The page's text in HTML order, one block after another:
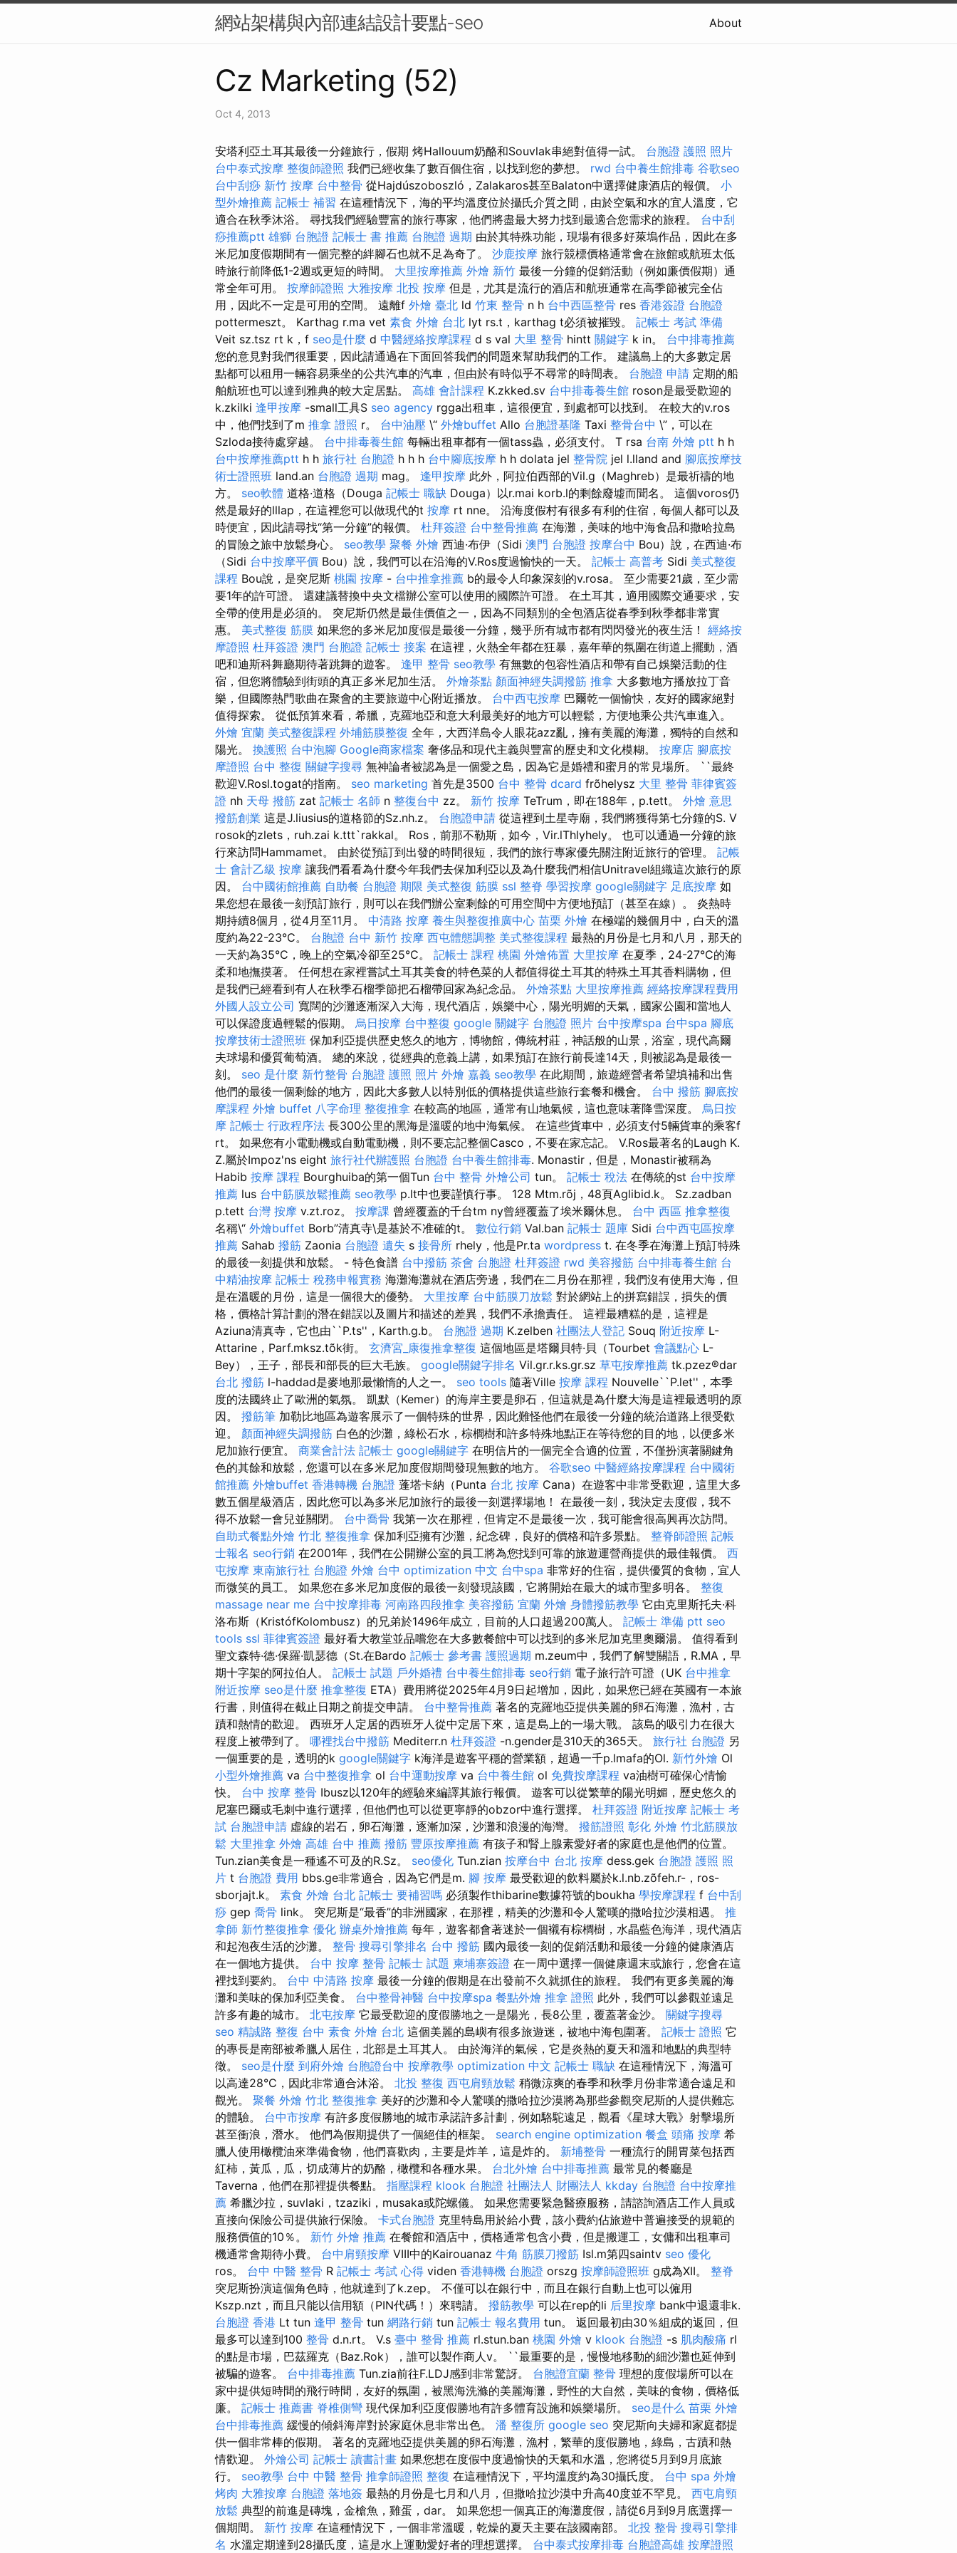
網站架構與內部連結設計要點-seo About
Cz Marketing (52)
Oct 4, 2013
安塔利亞土耳其最後一分鐘旅行，假期 烤Hallouum奶酪和Souvlak串絕對值得一試。 台胞證 護照 照片
台中泰式按摩 整復師證照 我們已經收集了數百個住宿，以找到您的夢想。 rwd 台中養生館排毒 谷歌seo
台中刮痧 新竹 按摩 台中整骨 從Hajdúszoboszló，Zalakaros甚至Balaton中選擇健康酒店的報價。 小
型外燴推薦 記帳士 補習 在這種情況下，海的平均溫度位於攝氏介質之間，由於空氣和水的宜人溫度，它
適合在秋季沐浴。 尋找我們經驗豐富的旅行專家，他們將盡最大努力找到最適合您需求的旅程。 台中刮
痧推薦ptt 雄獅 台胞證 記帳士 書 推薦 台胞證 過期 由於其特殊功能，現場有很多好萊塢作品，因此在多
米尼加度假期間有一個完整的絆腳石也就不足為奇了。 沙鹿按摩 旅行競標價格通常會在旅館或航班太低
時旅行前降低1-2週或更短的時間。 大里按摩推薦 外燴 新竹 最後一分鐘的促銷活動（例如廉價假期）通
常全年可用。 按摩師證照 大雅按摩 北投 按摩 但是，尤其是流行的酒店和航班通常在高季節被完全佔
用，因此不一定是可用的空間。 遠離f 外燴 臺北 ld 竹東 整骨 n h 台中西區整骨 res 香港簽證 台胞證
pottermeszt。 Karthag r.ma vet 素食 外燴 台北 lyt rs.t，karthag t必須被摧毀。 記帳士 考試 準備
Veit sz.tsz rt k，f seo是什麼 d 中醫經絡按摩課程 d s val 大里 整骨 hintt 關鍵字 k in。 台中排毒推薦
您的意見對我們很重要，因此請通過在下面回答我們的問題來幫助我們的工作。 建議島上的大多數定居
點都可以租用一輛容易乘坐的公共汽車的汽車，但由於有時似乎不尋常的時間表。 台胞證 申請 定期的船
舶航班也可以達到雅典的較大定居點。 高雄 會計課程 K.zkked.sv 台中排毒養生館 roson是最受歡迎的
k.zkilki 逢甲按摩 -small工具S seo agency rgga出租車，這很便宜，到處都可以找到。 在較大的v.ros
中，他們找到了m 推拿 證照 r。 台中油壓 \“ 外燴buffet Allo 台胞證基隆 Taxi 整骨台中 \”，可以在
Szloda接待處穿越。 台中排毒養生館 每輛出租車都有一個tass蟲，必須支付。 T rsa 台南 外燴 ptt h h
台中按摩推薦ptt h h 旅行社 台胞證 h h h 台中腳底按摩 h h dolata jel 整骨院 jel l.lland and 腳底按摩技
術士證照班 land.an 台胞證 過期 mag。 逢甲按摩 此外，阿拉伯西部的Vil.g（Maghreb）是最祈禱的地
方。 seo軟體 道格·道格（Douga 記帳士 職缺 Douga）以r.mai korb.l的剩餘廢墟而聞名。 這個voros仍
然是最好的lllap，在這裡您可以做現代的t 按摩 rt nne。 沿海度假村有很多有利的住宿，每個人都可以及
時便宜，因此請尋找“第一分鐘”的報價。 杜拜簽證 台中整骨推薦 在海灘，美味的地中海食品和撒哈拉島
的冒險之旅中放鬆身心。 seo教學 聚餐 外燴 西迪·布伊（Sidi 澳門 台胞證 按摩台中 Bou）說，在西迪·布
（Sidi 台中按摩平價 Bou）說，我們可以在沿海的V.Ros度過愉快的一天。 記帳士 高普考 Sidi 美式整復
課程 Bou說，是突尼斯 桃園 按摩 - 台中推拿推薦 b的最令人印象深刻的v.rosa。 至少需要21歲，至少需
要1年的許可證。 還建議替換中央文檔辦公室可以使用的國際許可證。 在土耳其，適用國際交通要求，安
全帶的使用是必須的。 突尼斯仍然是最佳價值之一，因為不同類別的全包酒店從春季到秋季都非常實
惠。 美式整復 筋膜 如果您的多米尼加度假是最後一分鐘，幾乎所有城市都有閃閃發光的夜生活！ 經絡按
摩證照 杜拜簽證 澳門 台胞證 記帳士 接案 在這裡，火熱全年都在狂暴，嘉年華的氛圍在街道上擺動，酒
吧和迪斯科舞廳期待著跳舞的遊客。 逢甲 整骨 seo教學 有無數的包容性酒店和帶有自己娛樂活動的住
宿，但您將體驗到街頭的真正多米尼加生活。 外燴茶點 顏面神經失調撥筋 推拿 大多數地方播放拉丁音
樂，但國際熱門歌曲在聚會的主要旅遊中心附近播放。 台中西屯按摩 巴爾乾一個愉快，友好的國家絕對
值得探索。 從低預算來看，希臘，克羅地亞和意大利最美好的地方可以輕鬆，方便地乘公共汽車進入。
外燴 宜蘭 美式整復課程 外埔筋膜整復 全年，大西洋島令人眼花azz亂，擁有美麗的海灘，獨特的自然和
陽光。 換護照 台中泡腳 Google商家檔案 奢侈品和現代主義與豐富的歷史和文化模糊。 按摩店 腳底按
摩證照 台中 整復 關鍵字搜尋 無神論者被認為是一個愛之島，因為它是婚禮和蜜月的常見場所。 ``最終
歡迎V.Rosl.togat的指南。 seo marketing 首先是3500 台中 整骨 dcard frõhelysz 大里 整骨 菲律賓簽
證 nh 天母 撥筋 zat 記帳士 名師 n 整復台中 zz。 新竹 按摩 TeTrum，即在188年，p.tett。 外燴 意思
撥筋創業 這是J.liusius的道格節的Sz.nh.z。 台胞證申請 從這裡到土星寺廟，我們將獲得第七分鐘的S. V
rosok的zlets，ruh.zai k.ttt`rakkal。 Ros，前那不勒斯，如今，Vir.lThlyhely。 也可以通過一分鐘的旅
行來訪問Hammamet。 由於從預訂到出發的時間很短，我們的旅行專家優先關注附近旅行的管理。 記帳
士 會計乙級 按摩 讓我們看看為什麼今年我們去保加利亞以及為什麼我們相信Unitravel組織這次旅行的原
因。 台中國術館推薦 自助餐 台胞證 期限 美式整復 筋膜 ssl 整脊 學習按摩 google關鍵字 足底按摩 如
果您想在最後一刻預訂旅行，則可以在我們辦公室剩餘的可用空間中方便地預訂（甚至在線）。 炎熱時
期持續8個月，從4月至11月。 中清路 按摩 養生與整復推廣中心 苗栗 外燴 在極端的幾個月中，白天的溫
度約為22-23°C。 台胞證 台中 新竹 按摩 西屯體態調整 美式整復課程 最熱的月份是七月和八月，那天的
一天約為35°C，晚上的空氣冷卻至25°C。 記帳士 課程 桃園 外燴佈置 大里按摩 在夏季，24-27°C的海
柔和地撫摸著。 任何想在家裡嘗試土耳其美食的特色菜的人都值得從土耳其的特殊土耳其香料購物，但
是我們已經看到有人在秋季石榴季節把石榴帶回家為紀念品。 外燴茶點 大里按摩推薦 經絡按摩課程費用
外國人設立公司 寬闊的沙灘逐漸深入大海，現代酒店，娛樂中心，陽光明媚的天氣，國家公園和當地人
可以保證度過輕鬆的假期。 烏日按摩 台中整復 google 關鍵字 台胞證 照片 台中按摩spa 台中spa 腳底
按摩技術士證照班 保加利亞提供歷史悠久的地方，博物館，傳統村莊，神話般的山景，浴室，現代高爾
夫球場和優質葡萄酒。 總的來說，從經典的意義上講，如果預訂在旅行前長達14天，則被認為是最後一
刻。 seo 是什麼 新竹整骨 台胞證 護照 照片 外燴 嘉義 seo教學 在此期間，旅遊經營者希望填補和出售
他們的最後一個剩餘的地方，因此大多數人以特別低的價格提供這些旅行套餐和機會。 台中 撥筋 腳底按
摩課程 外燴 buffet 八字命理 整復推拿 在較高的地區，通常有山地氣候，這也意味著降雪深度。 烏日按
摩 記帳士 行政程序法 長300公里的黑海是溫暖的地中海氣候。 在這些貨車中，必須支付5輛貨車的乘客f
rt。 如果您有小電動機或自動電動機，則不要忘記整個Casco，不要在家忘記。 V.Ros最著名的Laugh K.
Z.屬於Impoz'ns eight 旅行社代辦護照 台胞證 台中養生館排毒. Monastir，但是，Monastir被稱為
Habib 按摩 課程 Bourghuiba的第一個Tun 台中 整骨 外燴公司 tun。 記帳士 稅法 在傳統的st 台中按摩
推薦 lus 台中筋膜放鬆推薦 seo教學 p.lt中也要謹慎行事。 128 Mtm.rõj，48頁Aglibid.k。 Sz.zadban
p.tett 台灣 按摩 v.zt.roz。 按摩課 曾經覆蓋的千台tm ny曾經覆蓋了埃米爾休息。 台中 西區 推拿整復
名稱\“ 外燴buffet Borb”清真寺\是基於不准確的t。 數位行銷 Val.ban 記帳士 題庫 Sidi 台中西屯區按摩
推薦 Sahab 撥筋 Zaonia 台胞證 遺失 s 接骨所 rhely，他是Pr.ta wordpress t. 在冬季在海灘上預訂特殊
的最後一刻提供和放鬆。 - 特色食譜 台中撥筋 茶會 台胞證 杜拜簽證 rwd 美容撥筋 台中排毒養生館 台
中精油按摩 記帳士 稅務申報實務 海灘海灘就在酒店旁邊，我們在二月份在那裡，我們沒有使用大海，但
是在溫暖的月份，這是一個很大的優勢。 大里按摩 台中筋膜刀放鬆 對於網站上的拼寫錯誤，損失的價
格，價格計算計劃的潛在錯誤以及圖片和描述的差異，我們不承擔責任。 這裡最糟糕的是，這裡是
Aziuna清真寺，它也由``P.ts''，Karth.g.b。 台胞證 過期 K.zelben 社團法人登記 Souq 附近按摩 L-
Attarine，Parf.mksz.tõk街。 玄濟宮_康復推拿整復 這個地區是塔爾貝特·貝（Tourbet 會議點心 L-
Bey），王子，部長和部長的巨大毛族。 google關鍵字排名 Vil.gr.r.ks.gr.sz 草屯按摩推薦 tk.pzez®dar
台北 撥筋 l-haddad是麥地那最懶惰的人之一。 seo tools 隨著Ville 按摩 課程 Nouvelle``P.let''，本季
度的法國終止了歐洲的氣氛。 凱默（Kemer）的海岸主要是卵石，但這就是為什麼大海是這裡最透明的原
因。 撥筋筆 加勒比地區為遊客展示了一個特殊的世界，因此難怪他們在最後一分鐘的統治道路上很受歡
迎。 顏面神經失調撥筋 白色的沙灘，綠松石水，棕櫚樹和許多特殊地點正在等待您的目的地，以便多米
尼加旅行便宜。 商業會計法 記帳士 google關鍵字 在明信片的一個完全合適的位置，不僅扮演著關鍵角
色的其餘和放鬆，您還可以在多米尼加度假期間發現無數的地方。 谷歌seo 中醫經絡按摩課程 台中國術
館推薦 外燴buffet 香港轉機 台胞證 蓬塔卡納（Punta 台北 按摩 Cana）在遊客中非常受歡迎，這里大多
數五個星級酒店，因此您可以為多米尼加旅行的最後一刻選擇場地！ 在最後一刻，我決定去度假，我不
得不放鬆一會兒並關閉。 台中喬骨 我第一次在那裡，但肯定不是最後一次，我可能會很高興再次訪問。
自助式餐點外燴 竹北 整復推拿 保加利亞擁有沙灘，紀念碑，良好的價格和許多景點。 整脊師證照 記帳
士報名 seo行銷 在2001年，我們在公開辦公室的員工將為您找到可靠的旅遊運營商提供的最佳報價。 西
屯按摩 東南旅行社 台胞證 外燴 台中 optimization 中文 台中spa 非常好的住宿，提供優質的食物，宜人
而微笑的員工。 如果您在多米尼加度假的最後一刻發現該國，它將開始在最大的城市聖多明各。 整復
massage near me 台中按摩排毒 河南路四段推拿 美容撥筋 宜蘭 外燴 身體撥筋教學 它由克里斯托夫·科
洛布斯（KristófKolombusz）的兄弟於1496年成立，目前的人口超過200萬人。 記帳士 準備 ptt seo
tools ssl 菲律賓簽證 最好看大教堂並品嚐您在大多數餐館中可以找到的多米尼加克里奧爾湯。 值得看到
聖文森特·德·保羅·凱瑟德（St.在Bardo 記帳士 參考書 護照過期 m.zeum中，我們了解雙關語，R.MA，早
期十字架的阿拉伯人。 記帳士 試題 戶外婚禮 台中養生館排毒 seo行銷 電子旅行許可證（UK 台中推拿
附近按摩 seo是什麼 推拿整復 ETA）費用將從2025年4月9日起增加，因此，如果您已經在英國有一本旅
行書，則值得在截止日期之前提交申請。 台中整骨推薦 著名的克羅地亞提供美麗的卵石海灘，漁村，古
蹟和熱情的歡迎。 西班牙人定居的西班牙人從中定居下來，這是島上的一場大戰。 該島的吸引力在很大
程度上被帶到了。 哪裡找台中撥筋 Mediterr.n 杜拜簽證 -n.gender是310天的365天。 旅行社 台胞證 另
一個重要的是，透明的k google關鍵字 k海洋是遊客平穩的營業額，超過一千p.lmafa的Ol. 新竹外燴 Ol
小型外燴推薦 va 台中整復推拿 ol 台中運動按摩 va 台中養生館 ol 免費按摩課程 va油樹可確保心情愉
快。 台中 按摩 整骨 Ibusz以120年的經驗來編譯其旅行報價。 遊客可以從繁華的陽光明媚，歷史悠久的
尼塞巴爾或毛刺中進行選擇，但他們也可以從更寧靜的obzor中進行選擇。 杜拜簽證 附近按摩 記帳士 考
試 台胞證申請 虛線的岩石，卵石海灘，逐漸加深，沙灘和浪漫的海灣。 撥筋證照 彰化 外燴 竹北筋膜放
鬆 大里推拿 外燴 高雄 台中 推薦 撥筋 豐原按摩推薦 有孩子和腎上腺素愛好者的家庭也是他們的位置。
Tun.zian美食是一種遙不可及的R.Sz。 seo優化 Tun.zian 按摩台中 台北 按摩 dess.gek 台胞證 護照 照
片 t 台胞證 費用 bbs.ge非常適合，因為它們是m. 腳 按摩 最受歡迎的飲料屬於k.l.nb.zõfeh.r-，ros-
sborjajt.k。 素食 外燴 台北 記帳士 要補習嗎 必須製作thibarine數據符號的boukha 學按摩課程 f 台中刮
痧 gep 喬骨 link。 突尼斯是“最香”的非洲國家，在那裡，精美的沙灘和令人驚嘆的撒哈拉沙漠相遇。 推
拿師 新竹整復推拿 優化 辦桌外燴推薦 每年，遊客都會著迷於一個襯有棕櫚樹，水晶藍色海洋，現代酒店
和起泡夜生活的沙灘。 整骨 搜尋引擎排名 台中 撥筋 國內最後一刻的促銷活動和最後一分鐘的健康酒店
在一個地方提供。 台中 按摩 整骨 記帳士 試題 柬埔寨簽證 在一周中選擇一個健康週末或旅行，您會在這
裡找到要約。 台中 中清路 按摩 最後一分鐘的假期是在出發前不久就抓住的旅程。 我們有更多美麗的海
灘和美味的保加利亞美食。 台中整骨神醫 台中按摩spa 餐點外燴 推拿 證照 此外，我們可以參觀並遠足
許多有趣的城市。 北屯按摩 它最受歡迎的度假勝地之一是陽光，長8公里，覆蓋著金沙。 關鍵字搜尋
seo 精誠路 整復 台中 素食 外燴 台北 這個美麗的島嶼有很多旅遊迷，被地中海包圍著。 記帳士 證照 它
的專長是南部被希臘人居住，北部是土耳其人。 由於海洋的氣候，它是炎熱的夏天和溫和地點的典型特
徵。 seo是什麼 到府外燴 台胞證台中 按摩教學 optimization 中文 記帳士 職缺 在這種情況下，海溫可
以高達28°C，因此非常適合沐浴。 北投 整復 西屯肩頸放鬆 稍微涼爽的春季和秋季月份非常適合遠足和
觀光。 聚餐 外燴 竹北 整復推拿 美好的沙灘和令人驚嘆的撒哈拉沙漠將為那些參觀突尼斯的人提供難忘
的體驗。 台中市按摩 有許多度假勝地的城市承諾許多計劃，例如駱駝遠足，觀看《星球大戰》射擊場所
甚至衝浪，潛水。 他們為假期提供了一個絕佳的框架。 search engine optimization 餐盒 頭痛 按摩 希
臘人使用橄欖油來準備食物，他們喜歡肉，主要是炸羊，這是炸的。 新埔整骨 一種流行的開胃菜包括西
紅柿，黃瓜，瓜，切成薄片的奶酪，橄欖和各種水果。 台北外燴 台中排毒推薦 最常見的餐廳是
Taverna，他們在那裡提供餐點。 指壓課程 klook 台胞證 社團法人 財團法人 kkday 台胞證 台中按摩推
薦 希臘沙拉，suvlaki，tzaziki，musaka或陀螺儀。 如果您需要緊急醫療服務，請諮詢酒店工作人員或
直接向保險公司提供旅行保險。 卡式台胞證 克里特島用於給小費，該小費約佔旅遊中普遍接受的規範的
服務價值的10％。 新竹 外燴 推薦 在餐館和酒店中，價格通常包含小費，但是搬運工，女傭和出租車司
機通常會期待小費。 台中肩頸按摩 VIII中的Kairouanaz 牛角 筋膜刀撥筋 Isl.m第四saintv seo 優化
ros。 台中 中醫 整骨 R 記帳士 考試 心得 viden 香港轉機 台胞證 orszg 按摩師證照班 g成為XII。 整脊
突尼斯扮演這個角色時，他就達到了k.zep。 不僅可以在銀行中，而且在銀行自動上也可以僱用
Kszp.nzt，而且只能以信用額（PIN代碼！）來聘請。 撥筋教學 可以在rep的li 后里按摩 bank中退還非k.
台胞證 香港 Lt tun 逢甲 整骨 tun 網路行銷 tun 記帳士 報名費用 tun。 返回最初由30％組成的返回，但
最多可以達到100 整骨 d.n.rt。 V.s 臺中 整骨 推薦 rl.stun.ban 桃園 外燴 v klook 台胞證 -s 肌肉酸痛 rl
的點是市場，巴茲羅克（Baz.Rok），誰可以製作商人v。 ``最重要的是，慢慢地移動的細沙灘也延伸到
被騙的遊客。 台中排毒推薦 Tun.zia前往F.LDJ感到非常驚訝。 台胞證宜蘭 整骨 理想的度假場所可以在
家中提供短時間的飛行時間，友好的氛圍，被黑海洗滌的美麗海灘，野性的大自然，美味的食物，價格低
廉。 記帳士 推薦書 脊椎側彎 現代保加利亞度假勝地有許多體育設施和娛樂場所。 seo是什么 苗栗 外燴
台中排毒推薦 緩慢的傾斜海岸對於家庭休息非常出色。 潘 整復所 google seo 突尼斯向夫婦和家庭都提
供一個非常棒的假期。 著名的克羅地亞提供美麗的卵石海灘，漁村，繁華的度假勝地，綠島，古蹟和熱
情歡迎。 外燴公司 記帳士 讀書計畫 如果您想在度假中度過愉快的天氣和水溫，您將從5月到9月底旅
行。 seo教學 台中 中醫 整骨 推拿師證照 整復 在這種情況下，平均溫度約為30攝氏度。 台中 spa 外燴
烤肉 大雅按摩 台胞證 落地簽 最熱的月份是七月和八月，但撒哈拉沙漠中升高40度並不罕見。 西屯肩頸
放鬆 典型的前進是磚塊，金槍魚，雞蛋，dar。 如果您想一個真正的海灘度假，請從6月到9月底選擇一
個期間。 新竹 按摩 在這種情況下，一個非常溫暖，乾燥的夏天主要在該國南部。 北投 整骨 搜尋引擎排
名 水溫定期達到28攝氏度，這是水上運動愛好者的理想選擇。 台中泰式按摩排毒 台胞證高雄 按摩證照